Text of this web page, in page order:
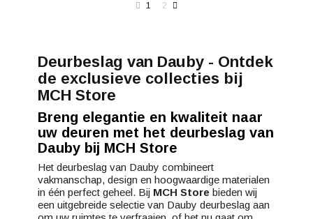
1 2
Deurbeslag van Dauby - Ontdek
de exclusieve collecties bij
MCH Store
Breng elegantie en kwaliteit naar
uw deuren met het deurbeslag van
Dauby bij MCH Store
Het deurbeslag van Dauby combineert
vakmanschap, design en hoogwaardige materialen
in één perfect geheel. Bij MCH Store bieden wij
een uitgebreide selectie van Dauby deurbeslag aan